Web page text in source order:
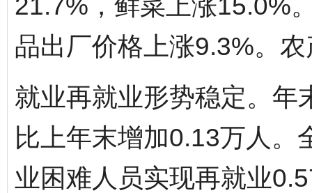
21.7%，鲜菜上涨15.0%
品出厂价格上涨9.3%。
就业再就业形势稳定。年
比上年末增加0.13万人。
业困难人员实现再就业